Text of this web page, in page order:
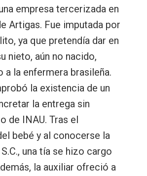
empresa tercerizada en
Artigas. Fue imputada por
ya que pretendía dar en
nieto, aún no nacido,
a la enfermera brasileña.
la existencia de un
la entrega sin
de INAU. Tras el
bebé y al conocerse la
una tía se hizo cargo
la auxiliar ofreció a